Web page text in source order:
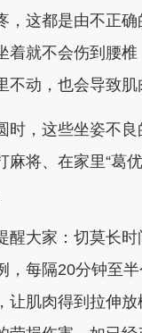
，这都是由不正确
着就不会伤到腰
不动，也会导致肌
，这些坐姿不良
麻将、在家里“葛
大家：切莫长时
，每隔20分钟至
让肌肉得到拉伸